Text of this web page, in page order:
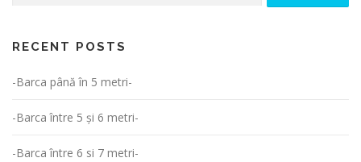
RECENT POSTS
-Barca până în 5 metri-
-Barca între 5 și 6 metri-
-Barca între 6 si 7 metri-